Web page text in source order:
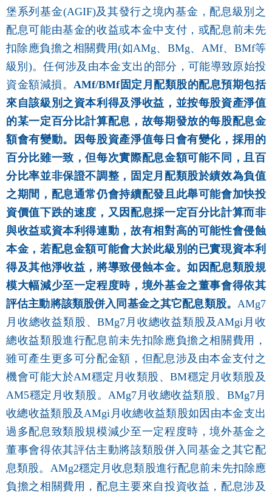
堡系列基金(AGIF)及其發行之境內基金，配息級別之
配息可能由基金的收益或本金中支付，或配息前未先
扣除應負擔之相關費用(如AMg、BMg、AMf、BMf等
級別)。任何涉及由本金支出的部分，可能導致原始投
資金額減損。AMf/BMf固定月配類股的配息預期包括
來自該級別之資本利得及淨收益，並按每股資產淨值
的某一定百分比計算配息，故每期發放的每股配息金
額會有變動。因每股資產淨值每日會有變化，採用的
百分比雖一致，但每次實際配息金額可能不同，且百
分比率並非保證不調整，固定月配類股於績效為負值
之期間，配息通常仍會持續配發且此舉可能會加快投
資價值下跌的速度，又因配息採一定百分比計算而非
與收益或資本利得連動，故有相對高的可能性會侵蝕
本金，若配息金額可能會大於此級別的已實現資本利
得及其他淨收益，將導致侵蝕本金。如因配息類股規
模大幅減少至一定程度時，境外基金之董事會得依其
評估主動將該類股併入同基金之其它配息類股。 AMg7
月收總收益類股、BMg7月收總收益類股及AMgi月收
總收益類股進行配息前未先扣除應負擔之相關費用，
雖可產生更多可分配金額，但配息涉及由本金支付之
機會可能大於AM穩定月收類股、BM穩定月收類股及
AM5穩定月收類股。AMg7月收總收益類股、BMg7月
收總收益類股及AMgi月收總收益類股如因由本金支出
過多配息致類股規模減少至一定程度時，境外基金之
董事會得依其評估主動將該類股併入同基金之其它配
息類股。AMg2穩定月收息類股進行配息前未先扣除應
負擔之相關費用，配息主要來自投資收益，配息涉及